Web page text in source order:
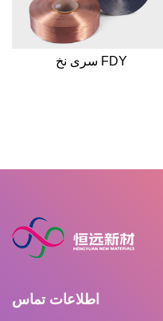
سری نخ FDY
اطلاعات تماس